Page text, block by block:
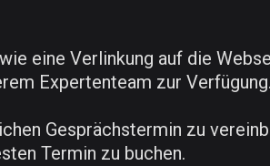
eine Verlinkung auf die
Expertenteam zur Verfügung.
Gesprächstermin zu
Termin zu buchen.